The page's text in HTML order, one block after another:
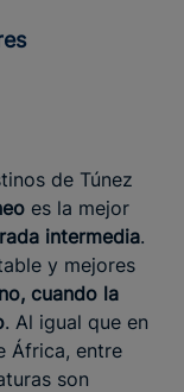
de Túnez
es la mejor
intermedia.
y mejores
cuando la
. Al igual que en
África, entre
son